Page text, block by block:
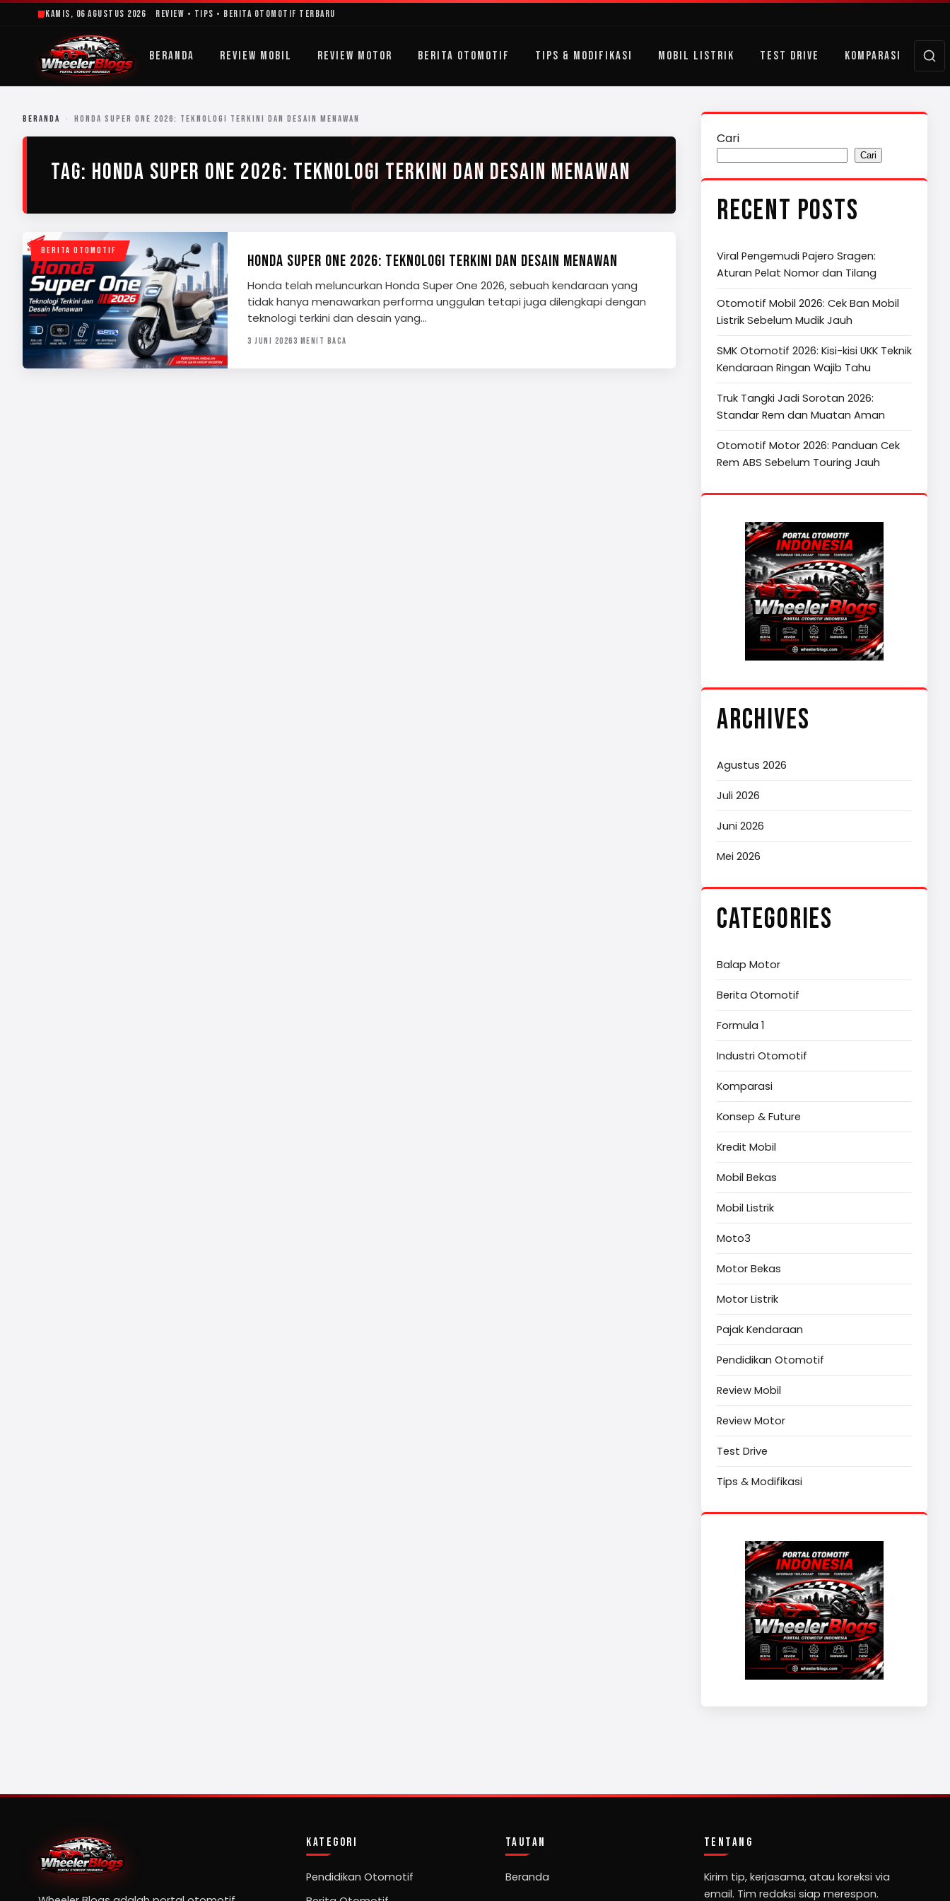
Lewati
Kamis, 06 Agustus 2026 Review • Tips • Berita Otomotif Terbaru
BERANDA REVIEW MOBIL REVIEW MOTOR BERITA OTOMOTIF TIPS & MODIFIKASI MOBIL LISTRIK TEST DRIVE KOMPARASI
BERANDA › HONDA SUPER ONE 2026: TEKNOLOGI TERKINI DAN DESAIN MENAWAN
TAG: HONDA SUPER ONE 2026: TEKNOLOGI TERKINI DAN DESAIN MENAWAN
BERITA OTOMOTIF
HONDA SUPER ONE 2026: TEKNOLOGI TERKINI DAN DESAIN MENAWAN
Honda telah meluncurkan Honda Super One 2026, sebuah kendaraan yang
tidak hanya menawarkan performa unggulan tetapi juga dilengkapi dengan
teknologi terkini dan desain yang…
3 JUNI 20263 MENIT BACA
Cari
Cari
RECENT POSTS
Viral Pengemudi Pajero Sragen:
Aturan Pelat Nomor dan Tilang
Otomotif Mobil 2026: Cek Ban Mobil
Listrik Sebelum Mudik Jauh
SMK Otomotif 2026: Kisi-kisi UKK Teknik
Kendaraan Ringan Wajib Tahu
Truk Tangki Jadi Sorotan 2026:
Standar Rem dan Muatan Aman
Otomotif Motor 2026: Panduan Cek
Rem ABS Sebelum Touring Jauh
ARCHIVES
Agustus 2026
Juli 2026
Juni 2026
Mei 2026
CATEGORIES
Balap Motor
Berita Otomotif
Formula 1
Industri Otomotif
Komparasi
Konsep & Future
Kredit Mobil
Mobil Bekas
Mobil Listrik
Moto3
Motor Bekas
Motor Listrik
Pajak Kendaraan
Pendidikan Otomotif
Review Mobil
Review Motor
Test Drive
Tips & Modifikasi
KATEGORI
Pendidikan Otomotif
TAUTAN
Beranda
TENTANG
Kirim tip, kerjasama, atau koreksi via
email. Tim redaksi siap merespon.